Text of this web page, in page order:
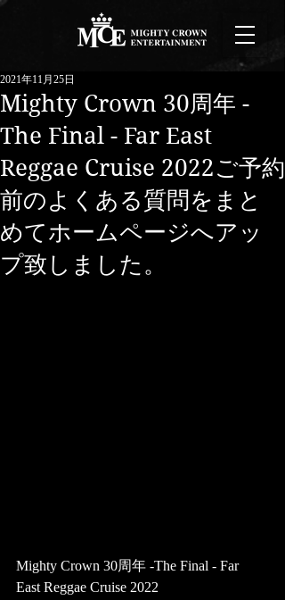
Mighty Crown 30周年 -
The Final - Far East
Reggae Cruise 2022ご予約
前のよくある質問をまと
めてホームページへアッ
プ致しました。
2021年11月25日
Mighty Crown 30周年 -The Final - Far
East Reggae Cruise 2022